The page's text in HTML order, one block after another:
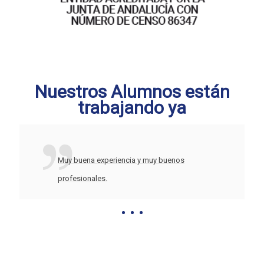
Nuestros Alumnos están
trabajando ya
Muy buena experiencia y muy buenos
profesionales.